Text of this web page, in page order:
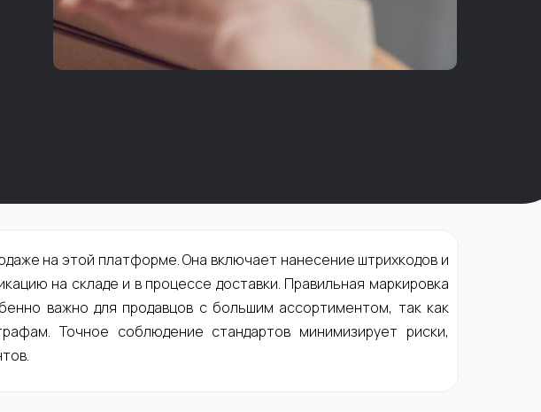
на этой платформе. Она включает нанесение штрихкодов и
на складе и в процессе доставки. Правильная маркировка
важно для продавцов с большим ассортиментом, так как
Точное соблюдение стандартов минимизирует риски,